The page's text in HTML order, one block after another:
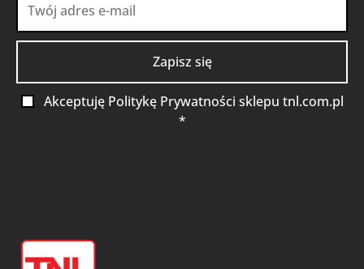
Akceptuję Politykę Prywatności sklepu tnl.com.pl
*